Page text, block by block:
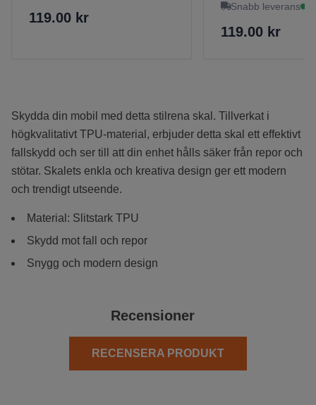
119.00 kr
Snabb leverans
119.00 kr
Skydda din mobil med detta stilrena skal. Tillverkat i
högkvalitativt TPU-material, erbjuder detta skal ett effektivt
fallskydd och ser till att din enhet hålls säker från repor och
stötar. Skalets enkla och kreativa design ger ett modern
och trendigt utseende.
Material: Slitstark TPU
Skydd mot fall och repor
Snygg och modern design
Recensioner
RECENSERA PRODUKT